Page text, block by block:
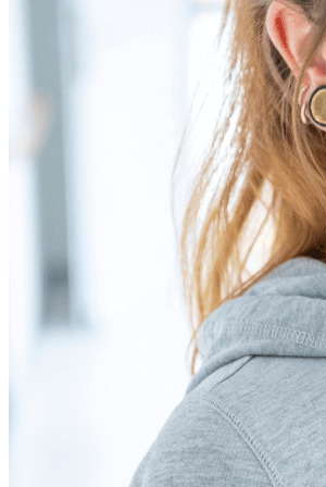
Regelleistungen nach SGB V und
Beratung bei
Flexibilität bei
einfache und unkomplizierte
Kranken- und Pflegekassen
unsere Leistungen jederzeit flexibel
Bei Fragen zu unserem ambulanten
betreuten Wohnen sowie zur
Termins für ein persönliches
gerne für Sie da und unterstützen Sie
entsprechenden Anträgen.